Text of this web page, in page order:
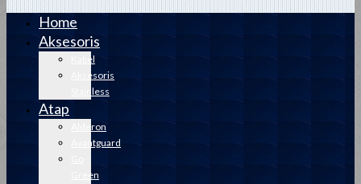
Home
Aksesoris
Kabel
Aksesoris
Stainless
Atap
Alderon
Avantguard
Green